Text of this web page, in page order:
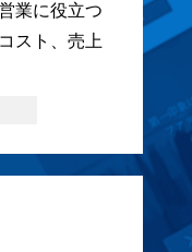
業に役立つ
スト、売上